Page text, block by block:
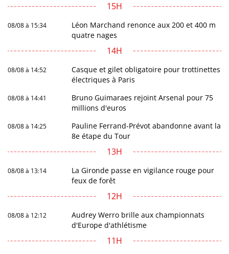
15H
08/08 à 15:34
Léon Marchand renonce aux 200 et 400 m
quatre nages
14H
08/08 à 14:52
Casque et gilet obligatoire pour trottinettes
électriques à Paris
08/08 à 14:41
Bruno Guimaraes rejoint Arsenal pour 75
millions d'euros
08/08 à 14:25
Pauline Ferrand-Prévot abandonne avant la
8e étape du Tour
13H
08/08 à 13:14
La Gironde passe en vigilance rouge pour
feux de forêt
12H
08/08 à 12:12
Audrey Werro brille aux championnats
d'Europe d'athlétisme
11H